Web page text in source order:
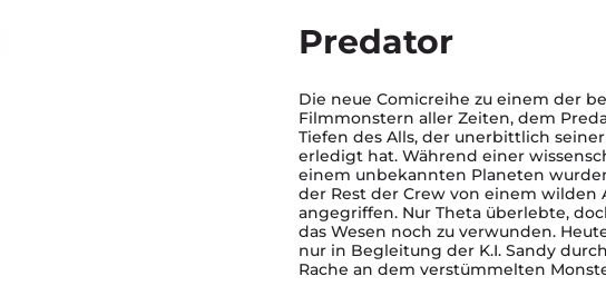
Predator
Die neue Comicreihe zu einem der
Filmmonstern aller Zeiten, dem
Tiefen des Alls, der unerbittlich
erledigt hat. Während einer
einem unbekannten Planeten
der Rest der Crew von einem wilden
angegriffen. Nur Theta überlebte,
das Wesen noch zu verwunden.
nur in Begleitung der K.I. Sandy
Rache an dem verstümmelten